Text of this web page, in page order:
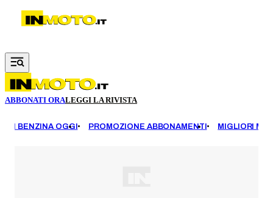
Vai al contenuto principale
ABBONATI ORALEGGI LA RIVISTA
BENZINA OGGI PROMOZIONE ABBONAMENTI MIGLIORI